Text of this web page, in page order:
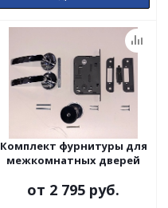
Комплект фурнитуры для
межкомнатных дверей
от 2 795 руб.